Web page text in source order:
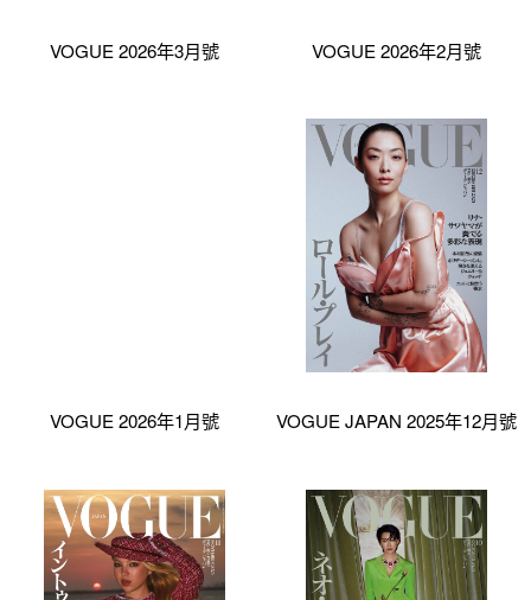
VOGUE 2026年3月號 VOGUE 2026年2月號
VOGUE 2026年1月號 VOGUE JAPAN 2025年12月號